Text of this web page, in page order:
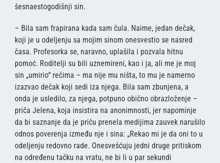
šesnaestogodišnji sin.
– Bila sam frapirana kada sam čula. Naime, jedan dečak,
koji je u odeljenju sa mojim sinom onesvestio se nasred
časa. Profesorka se, naravno, uplašila i pozvala hitnu
pomoć. Roditelji su bili uznemireni, kao i ja, ali me je moj
sin „umirio“ rečima – ma nije mu ništa, to mu je namerno
izazvao dečak koji sedi iza njega. Bila sam zbunjena, a
onda je usledilo, za njega, potpuno obično obrazloženje –
priča Jelena, koja insistira na anonimnosti, jer napominje
da bi saznanje da je priču prenela medijima zauvek narušilo
odnos poverenja između nje i sina: „Rekao mi je da oni to u
odeljenju redovno rade. Onesvešćuju jedni druge pritiskom
na određenu tačku na vratu, ne bi li u par sekundi